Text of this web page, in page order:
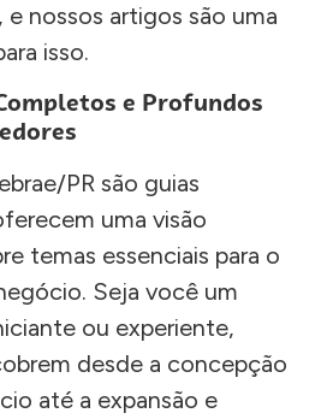
nossos artigos são uma
isso.
e Profundos
PR são guias
uma visão
temas essenciais para o
Seja você um
ou experiente,
desde a concepção
até a expansão e